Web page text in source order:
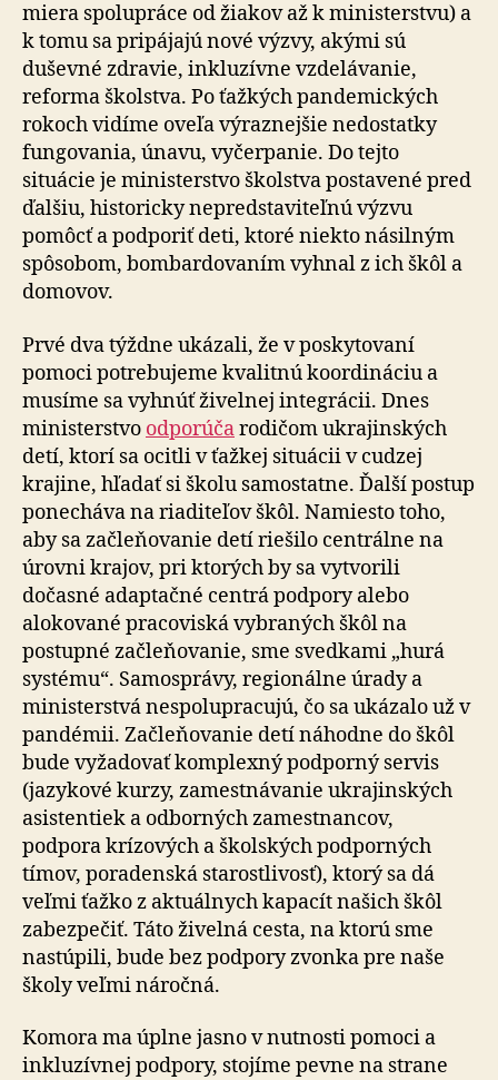
miera spolupráce od žiakov až k ministerstvu) a
k tomu sa pripájajú nové výzvy, akými sú
duševné zdravie, inkluzívne vzdelávanie,
reforma školstva. Po ťažkých pandemických
rokoch vidíme oveľa výraznejšie nedostatky
fungovania, únavu, vyčerpanie. Do tejto
situácie je ministerstvo školstva postavené pred
ďalšiu, historicky nepredstaviteľnú výzvu
pomôcť a podporiť deti, ktoré niekto násilným
spôsobom, bombardovaním vyhnal z ich škôl a
domovov.
Prvé dva týždne ukázali, že v poskytovaní
pomoci potrebujeme kvalitnú koordináciu a
musíme sa vyhnúť živelnej integrácii. Dnes
ministerstvo odporúčarodičom ukrajinských
detí, ktorí sa ocitli v ťažkej situácii v cudzej
krajine, hľadať si školu samostatne. Ďalší postup
ponecháva na riaditeľov škôl. Namiesto toho,
aby sa začleňovanie detí riešilo centrálne na
úrovni krajov, pri ktorých by sa vytvorili
dočasné adaptačné centrá podpory alebo
alokované pracoviská vybraných škôl na
postupné začleňovanie, sme svedkami „hurá
systému“. Samosprávy, regionálne úrady a
ministerstvá nespolupracujú, čo sa ukázalo už v
pandémii. Začleňovanie detí náhodne do škôl
bude vyžadovať komplexný podporný servis
(jazykové kurzy, zamestnávanie ukrajinských
asistentiek a odborných zamestnancov,
podpora krízových a školských podporných
tímov, poradenská starostlivosť), ktorý sa dá
veľmi ťažko z aktuálnych kapacít našich škôl
zabezpečiť. Táto živelná cesta, na ktorú sme
nastúpili, bude bez podpory zvonka pre naše
školy veľmi náročná.
Komora ma úplne jasno v nutnosti pomoci a
inkluzívnej podpory, stojíme pevne na strane